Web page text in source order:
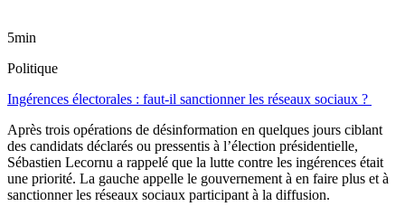
5min
Politique
Ingérences électorales : faut-il sanctionner les réseaux sociaux ?
Après trois opérations de désinformation en quelques jours ciblant
des candidats déclarés ou pressentis à l’élection présidentielle,
Sébastien Lecornu a rappelé que la lutte contre les ingérences était
une priorité. La gauche appelle le gouvernement à en faire plus et à
sanctionner les réseaux sociaux participant à la diffusion.